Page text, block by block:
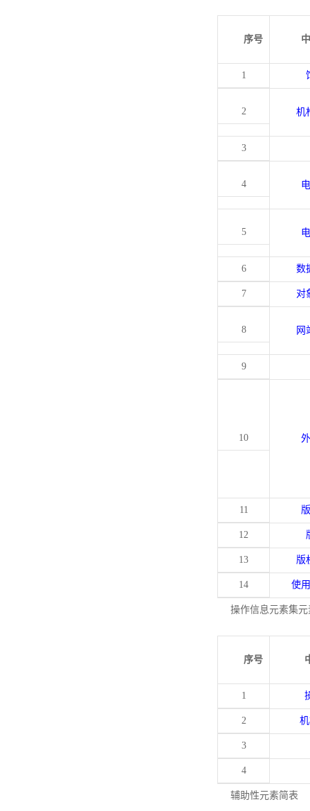
序号
1
2 机
3
4
5
6 数
7 对
8 网
9
10
11
12
13 版
14 使
操作信息元素集
序号
1
2
3
4
辅助性元素简表